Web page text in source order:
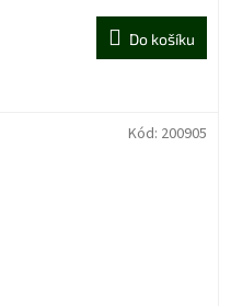
Do košíku
Kód: 200905